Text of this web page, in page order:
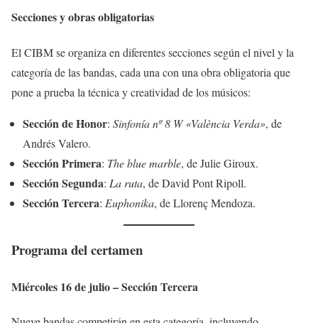
Secciones y obras obligatorias
El CIBM se organiza en diferentes secciones según el nivel y la
categoría de las bandas, cada una con una obra obligatoria que
pone a prueba la técnica y creatividad de los músicos:
Sección de Honor: Sinfonía nº 8 W «València Verda», de
Andrés Valero.
Sección Primera: The blue marble, de Julie Giroux.
Sección Segunda: La ruta, de David Pont Ripoll.
Sección Tercera: Euphonika, de Llorenç Mendoza.
Programa del certamen
Miércoles 16 de julio – Sección Tercera